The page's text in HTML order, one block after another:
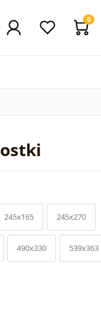
0
245x165 245x270
490x330 539x363